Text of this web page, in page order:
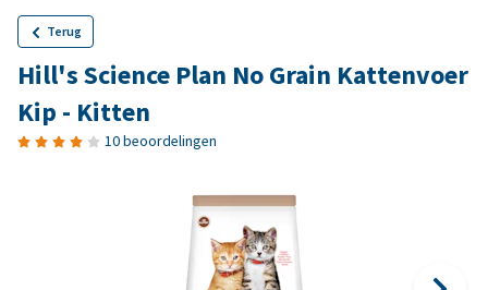
Terug
Hill's Science Plan No Grain Kattenvoer
Kip - Kitten
10 beoordelingen